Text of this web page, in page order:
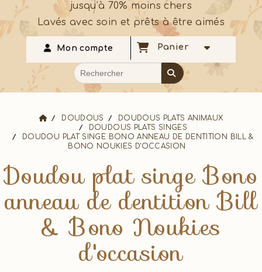
jusqu’à 70% moins chers
Lavés avec soin et prêts à être aimés
Mon compte Panier
DOUDOUS
DOUDOUS PLATS ANIMAUX
DOUDOUS PLATS SINGES
DOUDOU PLAT SINGE BONO ANNEAU DE DENTITION BILL &
BONO NOUKIES D'OCCASION
Doudou plat singe Bono
anneau de dentition Bill
& Bono Noukies
d'occasion